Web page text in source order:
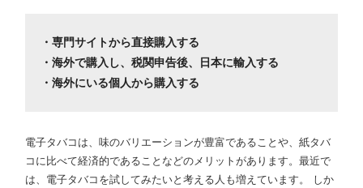
・専門サイトから直接購入する
・海外で購入し、税関申告後、日本に輸入する
・海外にいる個人から購入する
電子タバコは、味のバリエーションが豊富であることや、紙タバ
コに比べて経済的であることなどのメリットがあります。最近で
は、電子タバコを試してみたいと考える人も増えています。 しか